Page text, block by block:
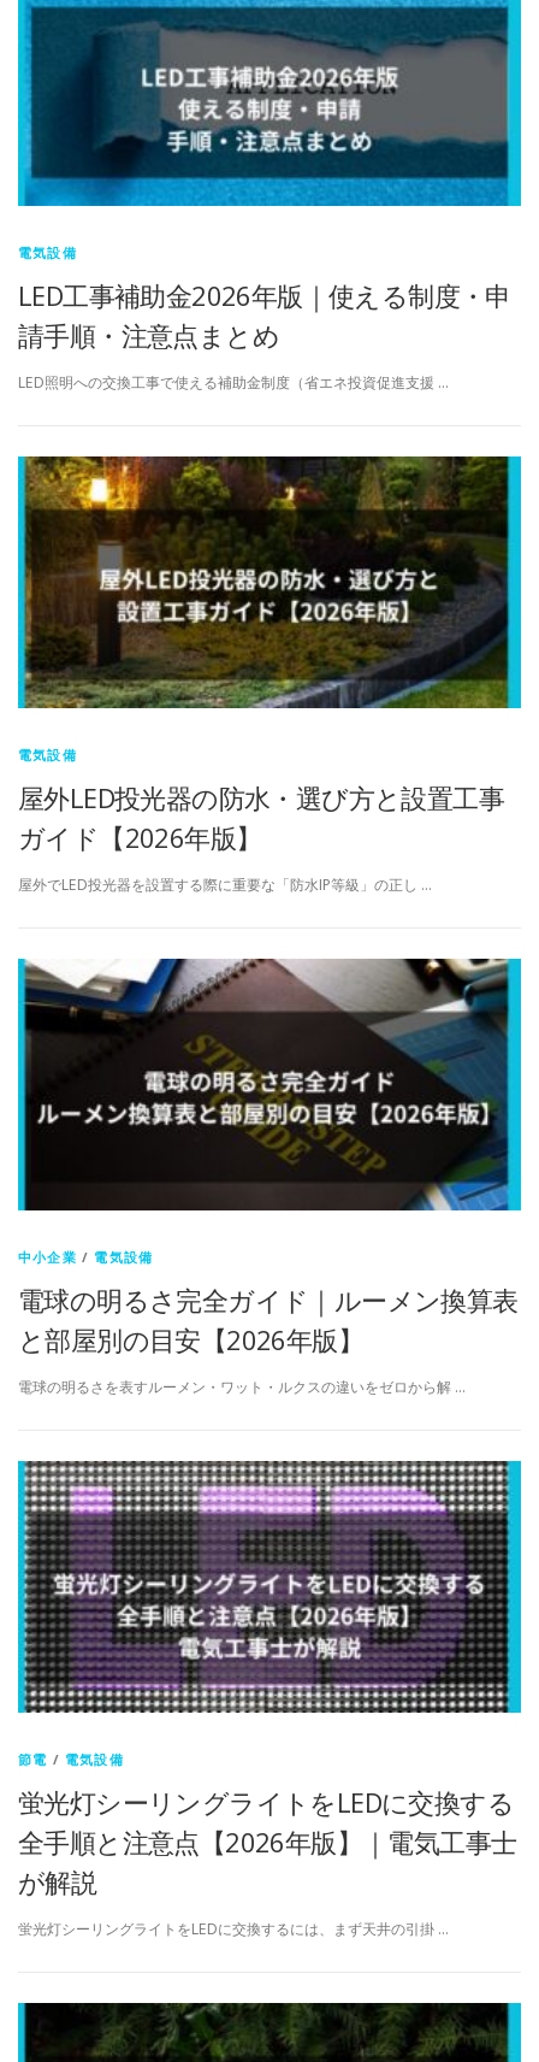
電気設備
LED工事補助金2026年版｜使える制度・申
請手順・注意点まとめ
LED照明への交換工事で使える補助金制度（省エネ投資促進支援 …
電気設備
屋外LED投光器の防水・選び方と設置工事
ガイド【2026年版】
屋外でLED投光器を設置する際に重要な「防水IP等級」の正し …
中小企業 / 電気設備
電球の明るさ完全ガイド｜ルーメン換算表
と部屋別の目安【2026年版】
電球の明るさを表すルーメン・ワット・ルクスの違いをゼロから解 …
節電 / 電気設備
蛍光灯シーリングライトをLEDに交換する
全手順と注意点【2026年版】｜電気工事士
が解説
蛍光灯シーリングライトをLEDに交換するには、まず天井の引掛 …